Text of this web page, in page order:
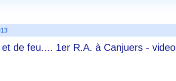
de feu.... 1er R.A. à Canjuers - video